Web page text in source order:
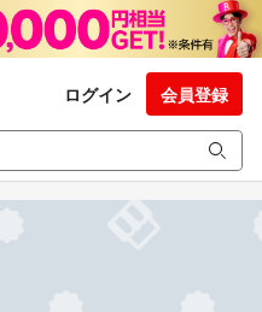
ログイン 会員登録